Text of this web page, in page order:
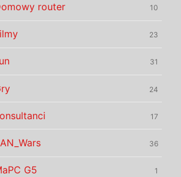
router 10
23
31
24
17
36
G5 1